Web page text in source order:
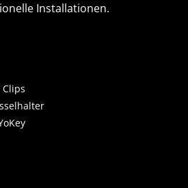
Installationen.